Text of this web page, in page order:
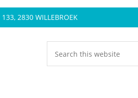
2830 WILLEBROEK